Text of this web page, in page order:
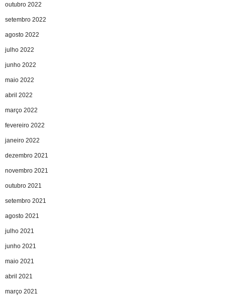
outubro 2022
setembro 2022
agosto 2022
julho 2022
junho 2022
maio 2022
abril 2022
março 2022
fevereiro 2022
janeiro 2022
dezembro 2021
novembro 2021
outubro 2021
setembro 2021
agosto 2021
julho 2021
junho 2021
maio 2021
abril 2021
março 2021